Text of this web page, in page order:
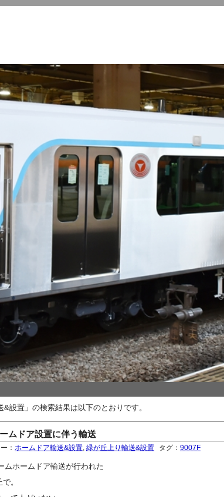
設置」の検索結果は以下のとおりです。
ムドア設置に伴う輸送
： ホームドア輸送&設置 ,緑が丘上り輸送&設置 タグ：9007F
ムホームドア輸送が行われた
。